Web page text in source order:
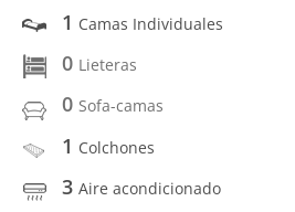
1 Camas Individuales
0 Lieteras
0 Sofa-camas
1 Colchones
3 Aire acondicionado